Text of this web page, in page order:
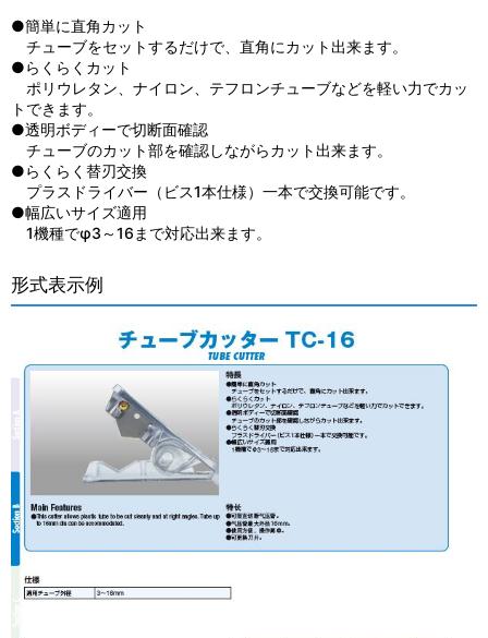
●簡単に直角カット
チューブをセットするだけで、直角にカット出来ます。
●らくらくカット
ポリウレタン、ナイロン、テフロンチューブなどを軽い力でカッ
トできます。
●透明ボディーで切断面確認
チューブのカット部を確認しながらカット出来ます。
●らくらく替刃交換
プラスドライバー（ビス1本仕様）一本で交換可能です。
●幅広いサイズ適用
1機種でφ3～16まで対応出来ます。
形式表示例